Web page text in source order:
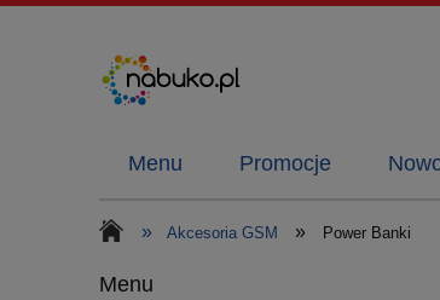
Menu Promocje
» Akcesoria GSM » Power Banki
Menu